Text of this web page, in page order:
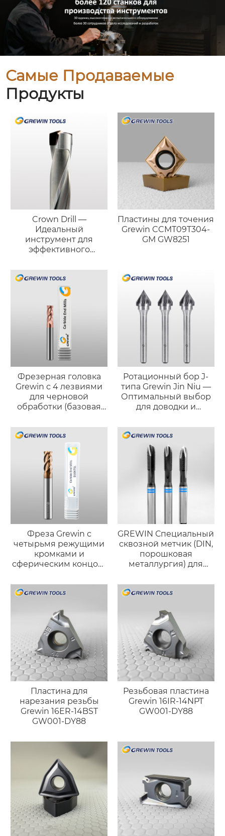
Самые Продаваемые
Продукты
Crown Drill —
Идеальный
инструмент для
эффективного
Пластины для точения
Grewin CCMT09T304-
GM GW8251
Фрезерная головка
Grewin с 4 лезвиями
для черновой
обработки (базовая
Ротационный бор J-
типа Grewin Jin Niu —
Оптимальный выбор
для доводки и
Фреза Grewin с
четырьмя режущими
кромками и
сферическим концом,
(износостойкая
версия)
GREWIN Специальный
сквозной метчик (DIN,
порошковая
металлургия) для
нержавеющей стали
Пластина для
нарезания резьбы
Grewin 16ER-14BST
GW001-DY88
Резьбовая пластина
Grewin 16IR-14NPT
GW001-DY88